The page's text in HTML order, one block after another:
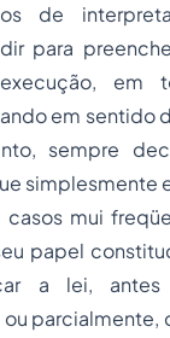
de
para
em
em sentido
sempre
simplesmente
casos mui
papel
a lei, antes
parcialmente,